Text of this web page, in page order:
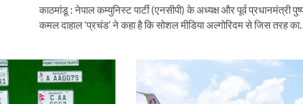
काठमांडू : नेपाल कम्युनिस्ट पार्टी (एनसीपी) के अध्यक्ष और पूर्व प्रधानमंत्री
कमल दाहाल ‘प्रचंड’ ने कहा है कि सोशल मीडिया अल्गोरिदम से जिस तरह